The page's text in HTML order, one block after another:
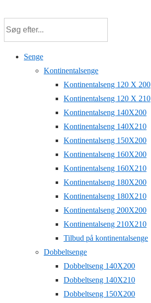
hovedindhold
Senge
Kontinentalsenge
Kontinentalseng 120 X 200
Kontinentalseng 120 X 210
Kontinentalseng 140X200
Kontinentalseng 140X210
Kontinentalseng 150X200
Kontinentalseng 160X200
Kontinentalseng 160X210
Kontinentalseng 180X200
Kontinentalseng 180X210
Kontinentalseng 200X200
Kontinentalseng 210X210
Tilbud på kontinentalsenge
Dobbeltsenge
Dobbeltseng 140X200
Dobbeltseng 140X210
Dobbeltseng 150X200